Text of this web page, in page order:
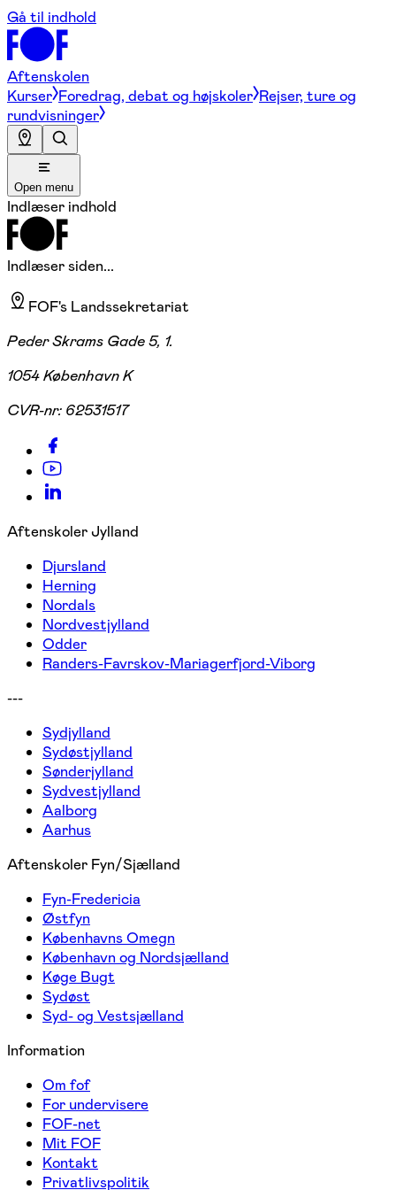
Gå til indhold
Aftenskolen
Kurser Foredrag, debat og højskoler Rejser, ture og
rundvisninger
Open menu
Indlæser indhold
Indlæser siden...
FOF's Landssekretariat
Peder Skrams Gade 5, 1.
1054 København K
CVR-nr: 62531517
Aftenskoler Jylland
Djursland
Herning
Nordals
Nordvestjylland
Odder
Randers-Favrskov-Mariagerfjord-Viborg
---
Sydjylland
Sydøstjylland
Sønderjylland
Sydvestjylland
Aalborg
Aarhus
Aftenskoler Fyn/Sjælland
Fyn-Fredericia
Østfyn
Københavns Omegn
København og Nordsjælland
Køge Bugt
Sydøst
Syd- og Vestsjælland
Information
Om fof
For undervisere
FOF-net
Mit FOF
Kontakt
Privatlivspolitik